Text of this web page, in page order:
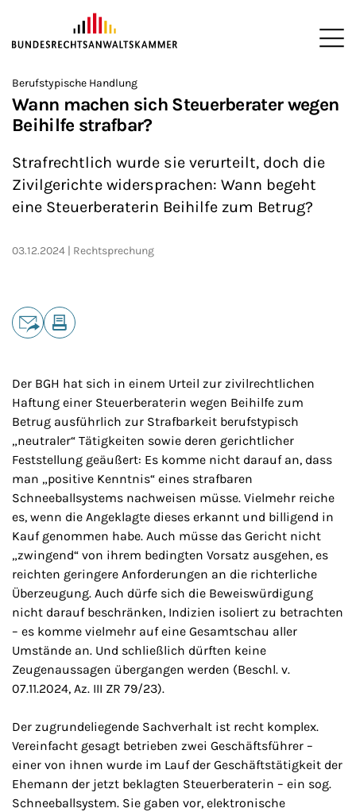
ZUM HAUPTINHALT SPRINGEN
Sie befinden sich hier:
>
Startseite
>
Newsroom
Berufstypische Handlung
Wann machen sich Steuerberater wegen
Beihilfe strafbar?
Strafrechtlich wurde sie verurteilt, doch die
Zivilgerichte widersprachen: Wann begeht
eine Steuerberaterin Beihilfe zum Betrug?
03.12.2024 Rechtsprechung
Teilen
Der BGH hat sich in einem Urteil zur zivilrechtlichen
Haftung einer Steuerberaterin wegen Beihilfe zum
Betrug ausführlich zur Strafbarkeit berufstypisch
„neutraler“ Tätigkeiten sowie deren gerichtlicher
Feststellung geäußert: Es komme nicht darauf an, dass
man „positive Kenntnis“ eines strafbaren
Schneeballsystems nachweisen müsse. Vielmehr reiche
es, wenn die Angeklagte dieses erkannt und billigend in
Kauf genommen habe. Auch müsse das Gericht nicht
„zwingend“ von ihrem bedingten Vorsatz ausgehen, es
reichten geringere Anforderungen an die richterliche
Überzeugung. Auch dürfe sich die Beweiswürdigung
nicht darauf beschränken, Indizien isoliert zu betrachten
– es komme vielmehr auf eine Gesamtschau aller
Umstände an. Und schließlich dürften keine
Zeugenaussagen übergangen werden (Beschl. v.
07.11.2024, Az. III ZR 79/23).
Der zugrundeliegende Sachverhalt ist recht komplex.
Vereinfacht gesagt betrieben zwei Geschäftsführer –
einer von ihnen wurde im Lauf der Geschäftstätigkeit der
Ehemann der jetzt beklagten Steuerberaterin – ein sog.
Schneeballsystem. Sie gaben vor, elektronische